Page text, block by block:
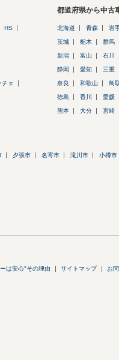
HS
チェ
都道府県から中古
北海道 青森 岩
茨城 栃木 群馬
新潟 富山 石川
静岡 愛知 三重
奈良 和歌山 鳥
徳島 香川 愛媛
熊本 大分 宮崎
夕張市 名寄市 滝川市 小樽市
は安心"その理由 サイトマップ お